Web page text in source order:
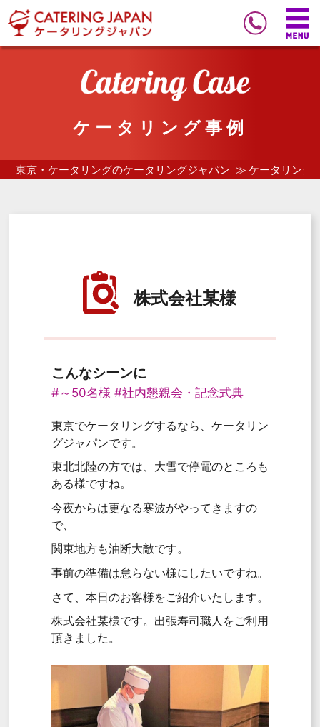
ケータリング事例
東京・ケータリングのケータリングジャパン ケータリング
株式会社某様
こんなシーンに
#～50名様 #社内懇親会・記念式典
東京でケータリングするなら、ケータリン
グジャパンです。
東北北陸の方では、大雪で停電のところも
ある様ですね。
今夜からは更なる寒波がやってきますの
で、
関東地方も油断大敵です。
事前の準備は怠らない様にしたいですね。
さて、本日のお客様をご紹介いたします。
株式会社某様です。出張寿司職人をご利用
頂きました。